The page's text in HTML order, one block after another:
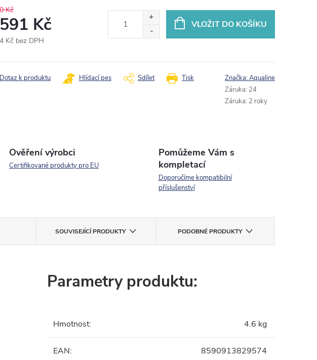
Kč
Kč
Kč bez DPH
VLOŽIT DO KOŠÍKU
Tisk
Dotaz k produktu Hlídací pes Sdílet Značka:Aqualine
Záruka: 24
Záruka: 2 roky
Ověření výrobci
Certifikované produkty pro EU
Pomůžeme Vám s
kompletací
Doporučíme kompatibilní
příslušenství
SOUVISEJÍCÍ PRODUKTY PODOBNÉ PRODUKTY
Parametry produktu:
Hmotnost: 4.6 kg
EAN: 8590913829574